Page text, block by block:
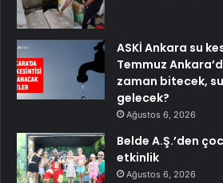
ASKİ Ankara su
Temmuz
zaman bitecek,
gelecek?
Ağustos 6, 2026
Belde A.Ş.’den
etkinlik
Ağustos 6, 2026